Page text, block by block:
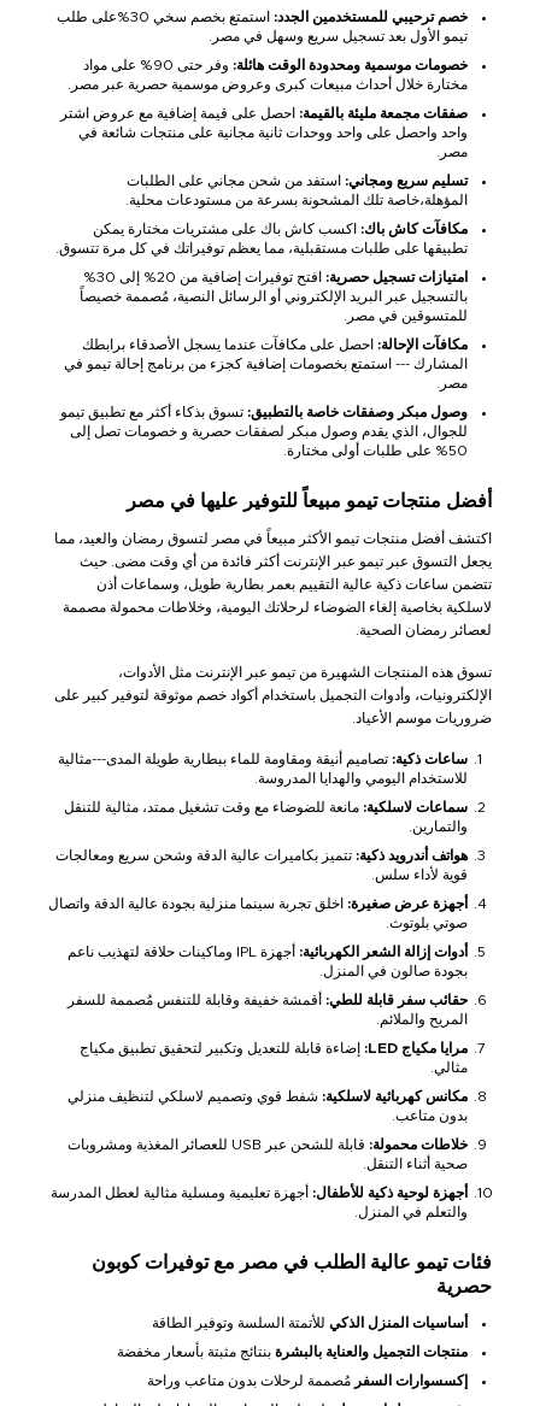
خصم ترحيبي للمستخدمين الجدد:
استمتع بخصم سخي 30%على طلب
تيمو الأول بعد تسجيل سريع وسهل في مصر.
خصومات موسمية ومحدودة الوقت هائلة:
وفر حتى 90% على مواد
مختارة خلال أحداث مبيعات كبرى وعروض موسمية حصرية عبر مصر.
صفقات مجمعة مليئة بالقيمة: احصل على قيمة إضافية مع عروض اشتر
واحد واحصل على واحد ووحدات ثانية مجانية على منتجات شائعة في
مصر.
تسليم سريع ومجاني: استفد من شحن مجاني على الطلبات
المؤهلة،خاصة تلك المشحونة بسرعة من مستودعات محلية.
مكافآت كاش باك: اكسب كاش باك على مشتريات مختارة يمكن
تطبيقها على طلبات مستقبلية، مما يعظم توفيراتك في كل مرة تتسوق.
امتيازات تسجيل حصرية:
افتح توفيرات إضافية من 20% إلى 30%
بالتسجيل عبر البريد الإلكتروني أو الرسائل النصية، مُصممة خصيصاً
للمتسوقين في مصر.
مكافآت الإحالة: احصل على مكافآت عندما يسجل الأصدقاء برابطك
المشارك --- استمتع بخصومات إضافية كجزء من برنامج إحالة تيمو في
مصر.
وصول مبكر وصفقات خاصة بالتطبيق: تسوق بذكاء أكثر مع تطبيق تيمو
للجوال، الذي يقدم وصول مبكر لصفقات حصرية و خصومات تصل إلى
50% على طلبات أولى مختارة.
أفضل منتجات تيمو مبيعاً للتوفير عليها في مصر
اكتشف أفضل منتجات تيمو الأكثر مبيعاً في مصر لتسوق رمضان والعيد، مما
يجعل التسوق عبر تيمو عبر الإنترنت أكثر فائدة من أي وقت مضى. حيث
تتضمن ساعات ذكية عالية التقييم بعمر بطارية طويل، وسماعات أذن
لاسلكية بخاصية إلغاء الضوضاء لرحلاتك اليومية، وخلاطات محمولة مصممة
لعصائر رمضان الصحية.
تسوق هذه المنتجات الشهيرة من تيمو عبر الإنترنت مثل الأدوات،
الإلكترونيات، وأدوات التجميل باستخدام أكواد خصم موثوقة لتوفير كبير على
ضروريات موسم الأعياد.
ساعات ذكية: تصاميم أنيقة ومقاومة للماء ببطارية طويلة المدى---مثالية
للاستخدام اليومي والهدايا المدروسة.
سماعات لاسلكية: مانعة للضوضاء مع وقت تشغيل ممتد، مثالية للتنقل
والتمارين.
هواتف أندرويد ذكية: تتميز بكاميرات عالية الدقة وشحن سريع ومعالجات
قوية لأداء سلس.
أجهزة عرض صغيرة: اخلق تجربة سينما منزلية بجودة عالية الدقة واتصال
صوتي بلوتوث.
أدوات إزالة الشعر الكهربائية:
أجهزة IPL وماكينات حلاقة لتهذيب ناعم
بجودة صالون في المنزل.
حقائب سفر قابلة للطي: أقمشة خفيفة وقابلة للتنفس مُصممة للسفر
المريح والملائم.
مرايا مكياج LED:
إضاءة قابلة للتعديل وتكبير لتحقيق تطبيق مكياج
مثالي.
مكانس كهربائية لاسلكية: شفط قوي وتصميم لاسلكي لتنظيف منزلي
بدون متاعب.
خلاطات محمولة:
قابلة للشحن عبر USB للعصائر المغذية ومشروبات
صحية أثناء التنقل.
أجهزة لوحية ذكية للأطفال: أجهزة تعليمية ومسلية مثالية لعطل المدرسة
والتعلم في المنزل.
فئات تيمو عالية الطلب في مصر مع توفيرات كوبون
حصرية
أساسيات المنزل الذكي للأتمتة السلسة وتوفير الطاقة
منتجات التجميل والعناية بالبشرة بنتائج مثبتة بأسعار مخفضة
إكسسوارات السفر مُصممة لرحلات بدون متاعب وراحة